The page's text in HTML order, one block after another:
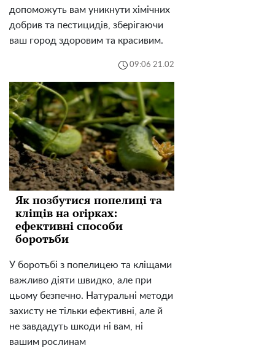
допоможуть вам уникнути хімічних
добрив та пестицидів, зберігаючи
ваш город здоровим та красивим.
09:06 21.02
Як позбутися попелиці та
кліщів на огірках:
ефективні способи
боротьби
У боротьбі з попелицею та кліщами
важливо діяти швидко, але при
цьому безпечно. Натуральні методи
захисту не тільки ефективні, але й
не завдадуть шкоди ні вам, ні
вашим рослинам